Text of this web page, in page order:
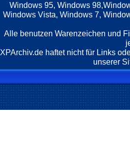
Windows 95, Windows
Windows Vista, Windows 7,
Alle benutzen Warenzeichen und
XPArchiv.de haftet nicht für Links
unserer